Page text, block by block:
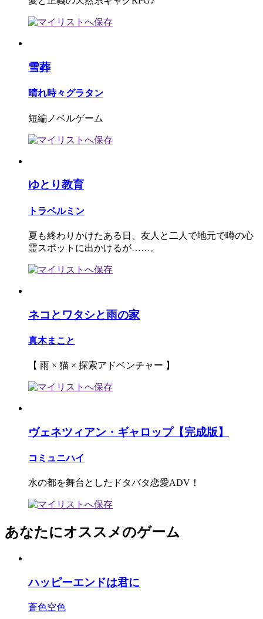
雪葬
晴れ時々グラタン
短編ノベルゲーム
ゆとり教育
トラベルミン
夏も終わりかけたある日、友人と二人で地元で噂の心
霊スポットに出かけるが……。
ネコとワタシと雨の家
真木まこと
【 雨 × 猫 × 探索アドベンチャー 】
ヴェネツィアン・ギャロップ【完成版】
コミュニハイ
水の都を舞台としたドタバタ恋愛ADV！
あなたにオススメのゲーム
ハッピーエンドは君に
蒼色空色